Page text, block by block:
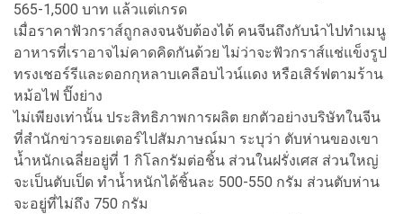
565-1,500 บาท แล้วแต่เกรด
เมื่อราคาฟัวกราส์ถูกลงจนจับต้องได้ คนจีนถึงกับนำไปทำเมนู
อาหารที่เราอาจไม่คาดคิดกันด้วย ไม่ว่าจะฟัวกราส์แช่แข็งรูป
ทรงเชอร์รีและดอกกุหลาบเคลือบไวน์แดง หรือเสิร์ฟตามร้าน
หม้อไฟ ปิ๊งย่าง
ไม่เพียงเท่านั้น ประสิทธิภาพการผลิต ยกตัวอย่างบริษัทในจีน
ที่สำนักข่าวรอยเตอร์ไปสัมภาษณ์มา ระบุว่า ตับห่านของเขา
น้ำหนักเฉลี่ยอยู่ที่ 1 กิโลกรัมต่อชิ้น ส่วนในฝรั่งเศส ส่วนใหญ่
จะเป็นตับเป็ด ทำน้ำหนักได้ชิ้นละ 500-550 กรัม ส่วนตับห่าน
จะอยู่ที่ไม่ถึง 750 กรัม